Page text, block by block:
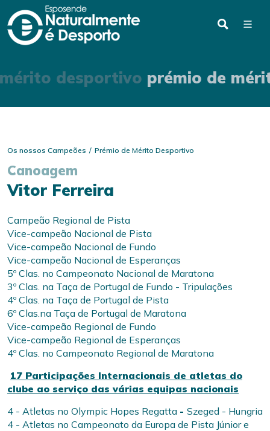
desportivo prémio de
Os nossos Campeões Prémio de Mérito Desportivo
Canoagem
Vitor Ferreira
Campeão Regional de Pista
Vice-campeão Nacional de Pista
Vice-campeão Nacional de Fundo
Vice-campeão Nacional de Esperanças
5º Clas. no Campeonato Nacional de Maratona
3º Clas. na Taça de Portugal de Fundo - Tripulações
4º Clas. na Taça de Portugal de Pista
6º Clas.na Taça de Portugal de Maratona
Vice-campeão Regional de Fundo
Vice-campeão Regional de Esperanças
4º Clas. no Campeonato Regional de Maratona
17 Participações Internacionais de atletas do
clube ao serviço das várias equipas nacionais
4 - Atletas no Olympic Hopes Regatta - Szeged - Hungria
4 - Atletas no Campeonato da Europa de Pista Júnior e